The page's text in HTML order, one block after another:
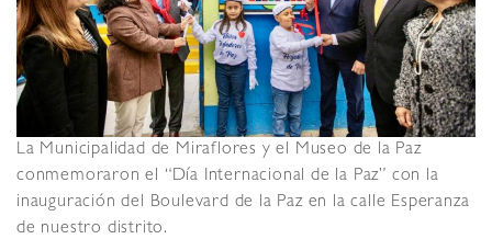
La Municipalidad de Miraflores y el Museo de la Paz
conmemoraron el “Día Internacional de la Paz” con la
inauguración del Boulevard de la Paz en la calle Esperanza
de nuestro distrito.